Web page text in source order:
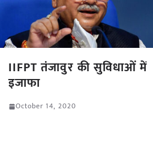
IIFPT तंजावुर की सुविधाओं में
इजाफा
October 14, 2020